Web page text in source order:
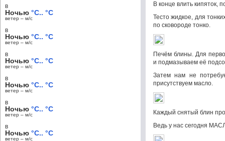
В конце влить кипяток,
Тесто жидкое, для
по сковороде тонко.
Печём блины. Для
и подмазываем её
Затем нам не
присутствуем масло.
Каждый снятый блин
Ведь у нас сегодня
в
Ночью °C.. °C
ветер – м/c
в
Ночью °C.. °C
ветер – м/c
в
Ночью °C.. °C
ветер – м/c
в
Ночью °C.. °C
ветер – м/c
в
Ночью °C.. °C
ветер – м/c
в
Ночью °C.. °C
ветер – м/c